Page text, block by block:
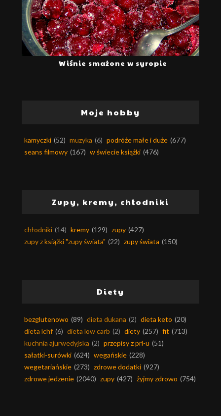
Wiśnie smażone w syropie
Moje hobby
kamyczki (52) muzyka (6) podróże małe i duże (677)
seans filmowy (167) w świecie książki (476)
Zupy, kremy, chłodniki
chłodniki (14) kremy (129) zupy (427)
zupy z książki "zupy świata" (22) zupy świata (150)
Diety
bezglutenowo (89) dieta dukana (2) dieta keto (20)
dieta lchf (6) dieta low carb (2) diety (257) fit (713)
kuchnia ajurwedyjska (2) przepisy z prl-u (51)
sałatki-surówki (624) wegańskie (228)
wegetariańskie (273) zdrowe dodatki (927)
zdrowe jedzenie (2040) zupy (427) żyjmy zdrowo (754)